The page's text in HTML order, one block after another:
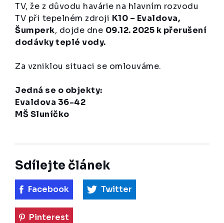
TV, že z důvodu havárie na hlavním rozvodu
TV při tepelném zdroji K10 – Evaldova,
Šumperk, dojde dne 09.12. 2025 k přerušení
dodávky teplé vody.
Za vzniklou situaci se omlouváme.
Jedná se o objekty:
Evaldova 36-42
MŠ Sluníčko
Sdílejte článek
Facebook Twitter
Pinterest